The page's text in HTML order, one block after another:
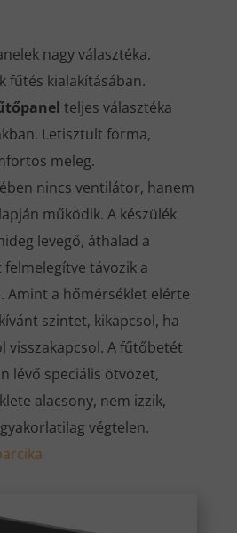
nagy választéka.
fűtés kialakításában.
teljes választéka
Letisztult forma,
meleg.
nincs ventilátor, hanem
működik. A készülék
levegő, áthalad a
távozik a
Amint a hőmérséklet elérte
szintet, kikapcsol, ha
visszakapcsol. A fűtőbetét
lévő speciális ötvözet,
alacsony, nem izzik,
végtelen.